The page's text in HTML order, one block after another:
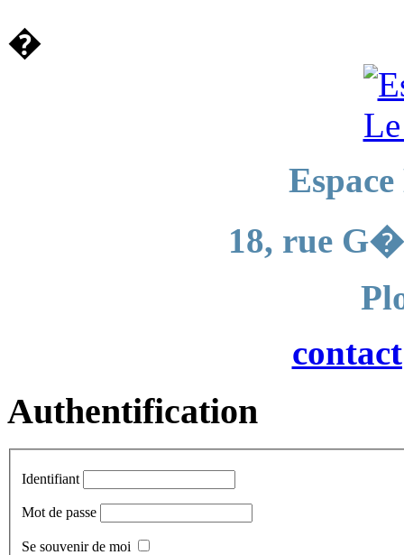
�
18, rue
Authentification
Identifiant
Mot de passe
Se souvenir de moi